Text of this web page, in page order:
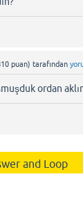
puan) tarafından
ordan
and Loop